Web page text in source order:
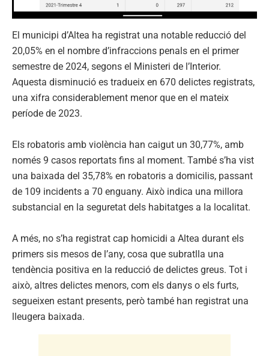
El municipi d’Altea ha registrat una notable reducció del
20,05% en el nombre d’infraccions penals en el primer
semestre de 2024, segons el Ministeri de l’Interior.
Aquesta disminució es tradueix en 670 delictes registrats,
una xifra considerablement menor que en el mateix
període de 2023.
Els robatoris amb violència han caigut un 30,77%, amb
només 9 casos reportats fins al moment. També s’ha vist
una baixada del 35,78% en robatoris a domicilis, passant
de 109 incidents a 70 enguany. Això indica una millora
substancial en la seguretat dels habitatges a la localitat.
A més, no s’ha registrat cap homicidi a Altea durant els
primers sis mesos de l’any, cosa que subratlla una
tendència positiva en la reducció de delictes greus. Tot i
això, altres delictes menors, com els danys o els furts,
segueixen estant presents, però també han registrat una
lleugera baixada.